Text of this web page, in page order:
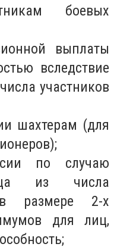
боевых
выплаты
вследствие
участников
шахтерам (для
по случаю
из числа
в размере 2-х
для лиц,